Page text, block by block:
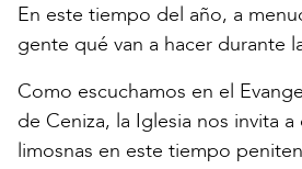
En este tiempo del año, a
gente qué van a hacer durante
Como escuchamos en el
de Ceniza, la Iglesia nos invita a
limosnas en este tiempo